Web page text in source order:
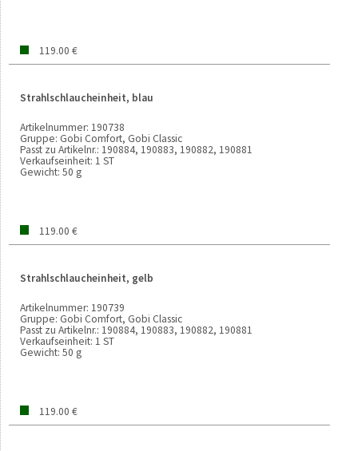
119.00 €
Strahlschlaucheinheit, blau
Artikelnummer: 190738
Gruppe: Gobi Comfort, Gobi Classic
Passt zu Artikelnr.: 190884, 190883, 190882, 190881
Verkaufseinheit: 1 ST
Gewicht: 50 g
119.00 €
Strahlschlaucheinheit, gelb
Artikelnummer: 190739
Gruppe: Gobi Comfort, Gobi Classic
Passt zu Artikelnr.: 190884, 190883, 190882, 190881
Verkaufseinheit: 1 ST
Gewicht: 50 g
119.00 €